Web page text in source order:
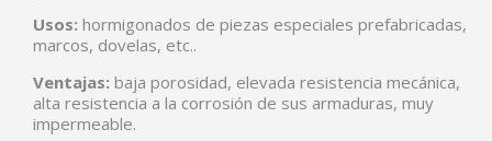
Usos: hormigonados de piezas especiales prefabricadas,
marcos, dovelas, etc..
Ventajas: baja porosidad, elevada resistencia mecánica,
alta resistencia a la corrosión de sus armaduras, muy
impermeable.